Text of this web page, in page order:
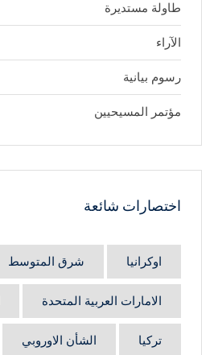
طاولة مستديرة
الآراء
رسوم بيانية
مؤتمر المسيحيين
اختصارات شائعة
اوكرانيا شرق المتوسط
الامارات العربية المتحدة
تركيا الشأن الاوروبي